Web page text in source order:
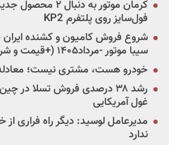
فول‌سایز روی پلتفرم KP2
شروع فروش کامیون و کشنده ایران
سیبا موتور -مرداد۱۴۰۵ (+قیمت و شرایط)
خودرو هست، مشتری نیست؛ معادله
رشد ۳۸ درصدی فروش تسلا در
غول آمریکایی
مدیرعامل لوسید: دیگر راه فراری
ندارد